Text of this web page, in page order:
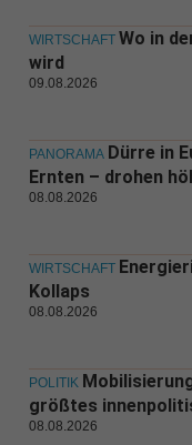
WIRTSCHAFT Wo in
wird
09.08.2026
PANORAMA Dürre in
Ernten – drohen
08.08.2026
WIRTSCHAFT
Kollaps
08.08.2026
POLITIK
größtes
08.08.2026